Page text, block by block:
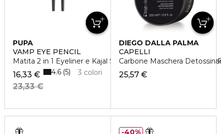
PUPA
VAMP EYE PENCIL
Matita 2 in 1 Eyeliner e Kajal Scorrevolezza Assoluta
16,33 €
23,33 €
3 colori
4.6 5
DIEGO DALLA PALMA
CAPELLI
Carbone Maschera
25,57 €
40%